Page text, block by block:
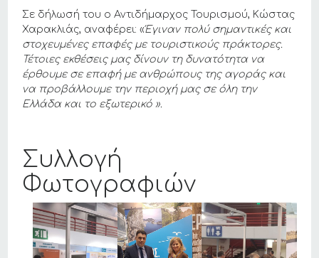
Σε δήλωσή του ο Αντιδήμαρχος Τουρισμού, Κώστας
Χαρακλιάς, αναφέρει: «Έγιναν πολύ σημαντικές και
στοχευμένες επαφές με τουριστικούς πράκτορες.
Τέτοιες εκθέσεις μας δίνουν τη δυνατότητα να
έρθουμε σε επαφή με ανθρώπους της αγοράς και
να προβάλλουμε την περιοχή μας σε όλη την
Ελλάδα και το εξωτερικό ».
Συλλογή
Φωτογραφιών